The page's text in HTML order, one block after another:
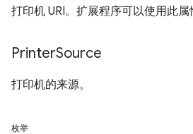
打印机 URI。扩展程序可以使用此属
PrinterSource
打印机的来源。
枚举